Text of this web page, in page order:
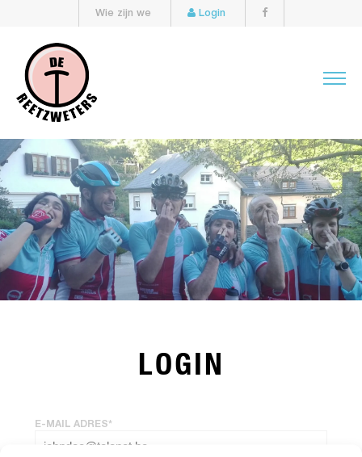
Wie zijn we Login
LOGIN
E-MAIL ADRES*